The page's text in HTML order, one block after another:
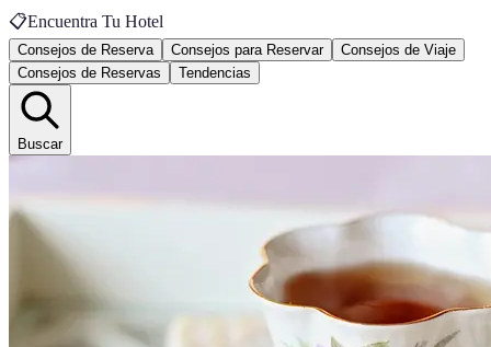
📋Encuentra Tu Hotel
Consejos de Reserva Consejos para Reservar
Consejos de Viaje
Consejos de Reservas
Tendencias
Buscar